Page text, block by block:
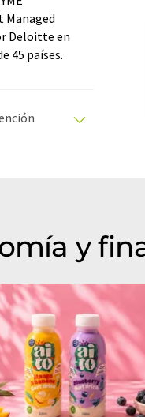
Managed
Deloitte en
45 países.
y